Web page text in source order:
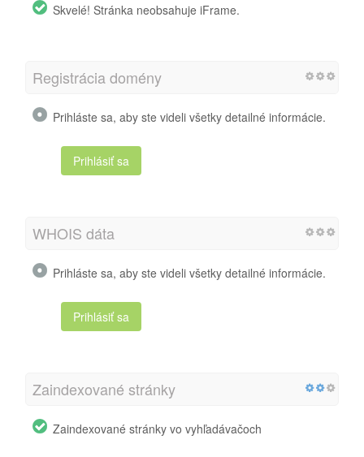
Skvelé! Stránka neobsahuje iFrame.
Registrácia domény
Prihláste sa, aby ste videli všetky detailné informácie.
Prihlásiť sa
WHOIS dáta
Prihláste sa, aby ste videli všetky detailné informácie.
Prihlásiť sa
Zaindexované stránky
Zaindexované stránky vo vyhľadávačoch